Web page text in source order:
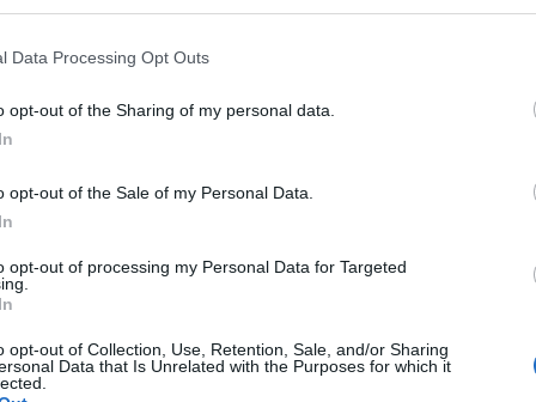
Data Processing Opt Outs
opt-out of the Sharing of my personal data.
opt-out of the Sale of my Personal Data.
opt-out of processing my Personal Data for Targeted
opt-out of Collection, Use, Retention, Sale, and/or Sharing
Data that Is Unrelated with the Purposes for which it
τα αίτια που οδήγησαν τον 50χρονο στην
έχει αφήσει σημείωμα που να εξηγεί
κοινωνία. Έρευνα για το περιστατικό
και μάθετε πρώτοι
ΑΝΔΡΑΣ